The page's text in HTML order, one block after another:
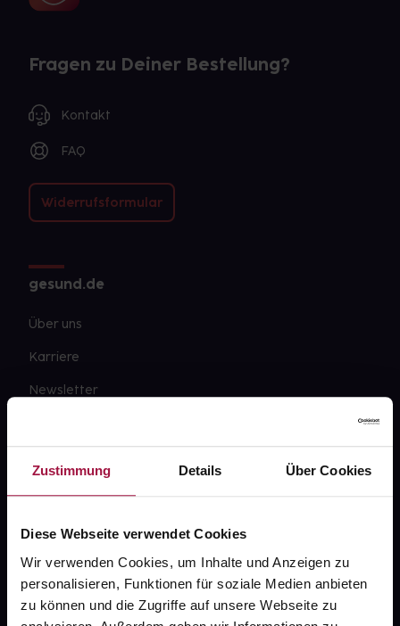
Zustimmung Details Über Cookies
Diese Webseite verwendet Cookies
Wir verwenden Cookies, um Inhalte und Anzeigen zu
personalisieren, Funktionen für soziale Medien anbieten
zu können und die Zugriffe auf unsere Webseite zu
Fragen zu Deiner Bestellung?
Kontakt
FAQ
Widerrufsformular
gesund.de
Über uns
Karriere
Newsletter
Datenschutz
AGB
Impressum